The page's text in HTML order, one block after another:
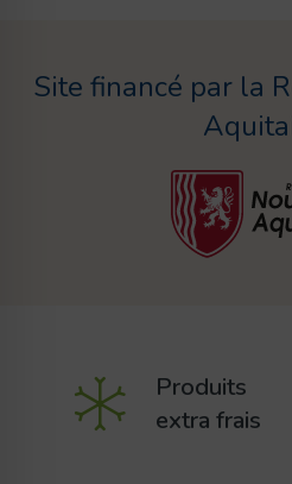
Site financé par la
Produits
extra frais